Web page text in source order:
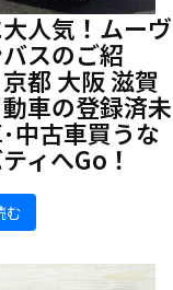
人気！ムーヴ
スのご紹
都 大阪 滋賀
車の登録済未
中古車買うな
ィへGo！
む